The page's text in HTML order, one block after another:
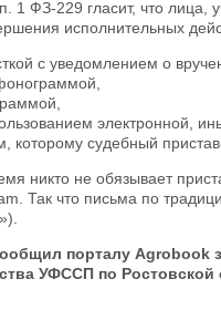
1 ФЗ-229 гласит, что
исполнительных
с уведомлением о
электронной,
которому судебный
никто не обязывает
Так что письма по
порталу Agrobook
УФССП по Ростовской